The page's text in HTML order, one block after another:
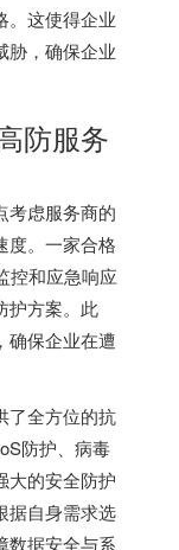
。这使得企业
胁，确保企业
防服务
考虑服务商的
度。一家合格
控和应急响应
护方案。此
确保企业在遭
了全方位的抗
防护、病毒
大的安全防护
据自身需求选
数据安全与系